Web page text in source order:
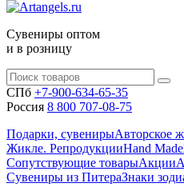
Сувениры оптом
и в розницу
СПб +7-900-634-65-35
Россия 8 800 707-08-75
Подарки, сувенирыАвторское
Жикле. РепродукцииHand Made
Сопутствующие товарыАкции
Сувениры из ПитераЗнаки